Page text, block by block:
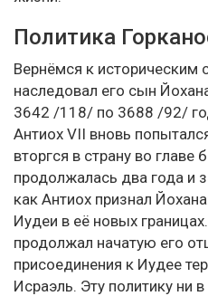
Политика
Вернёмся к
наследовал его сын
3642 /118/ по 3688 /92/
Антиох VII вновь
вторгся в страну во
продолжалась два года и
как Антиох признал
Иудеи в её новых
продолжал начатую его
присоединения к Иудее
Исраэль. Эту политику ни